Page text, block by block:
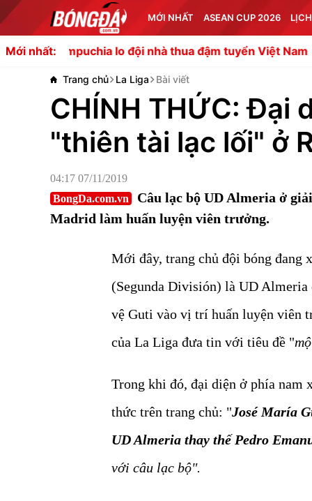
MỚI NHẤT ASEAN CUP 2026
Mới nhất:lo đội nhà thua đậm tuyển Việt Nam Tin đồn
Trang chủ La Liga Bài viết
CHÍNH THỨC: Đại
"thiên tài lạc lối" ở
04:17 07/11/2019
BongDa.com.vn
Câu lạc bộ UD Almeria ở
Madrid làm huấn luyện viên trưởng.
Mới đây, trang chủ đội bóng đang
(Segunda División) là UD Almeria
vệ Guti vào vị trí huấn luyện viên
của La Liga đưa tin với tiêu đề "
Trong khi đó, đại diện ở phía nam
thức trên trang chủ: "José María
UD Almeria thay thế Pedro
với câu lạc bộ".